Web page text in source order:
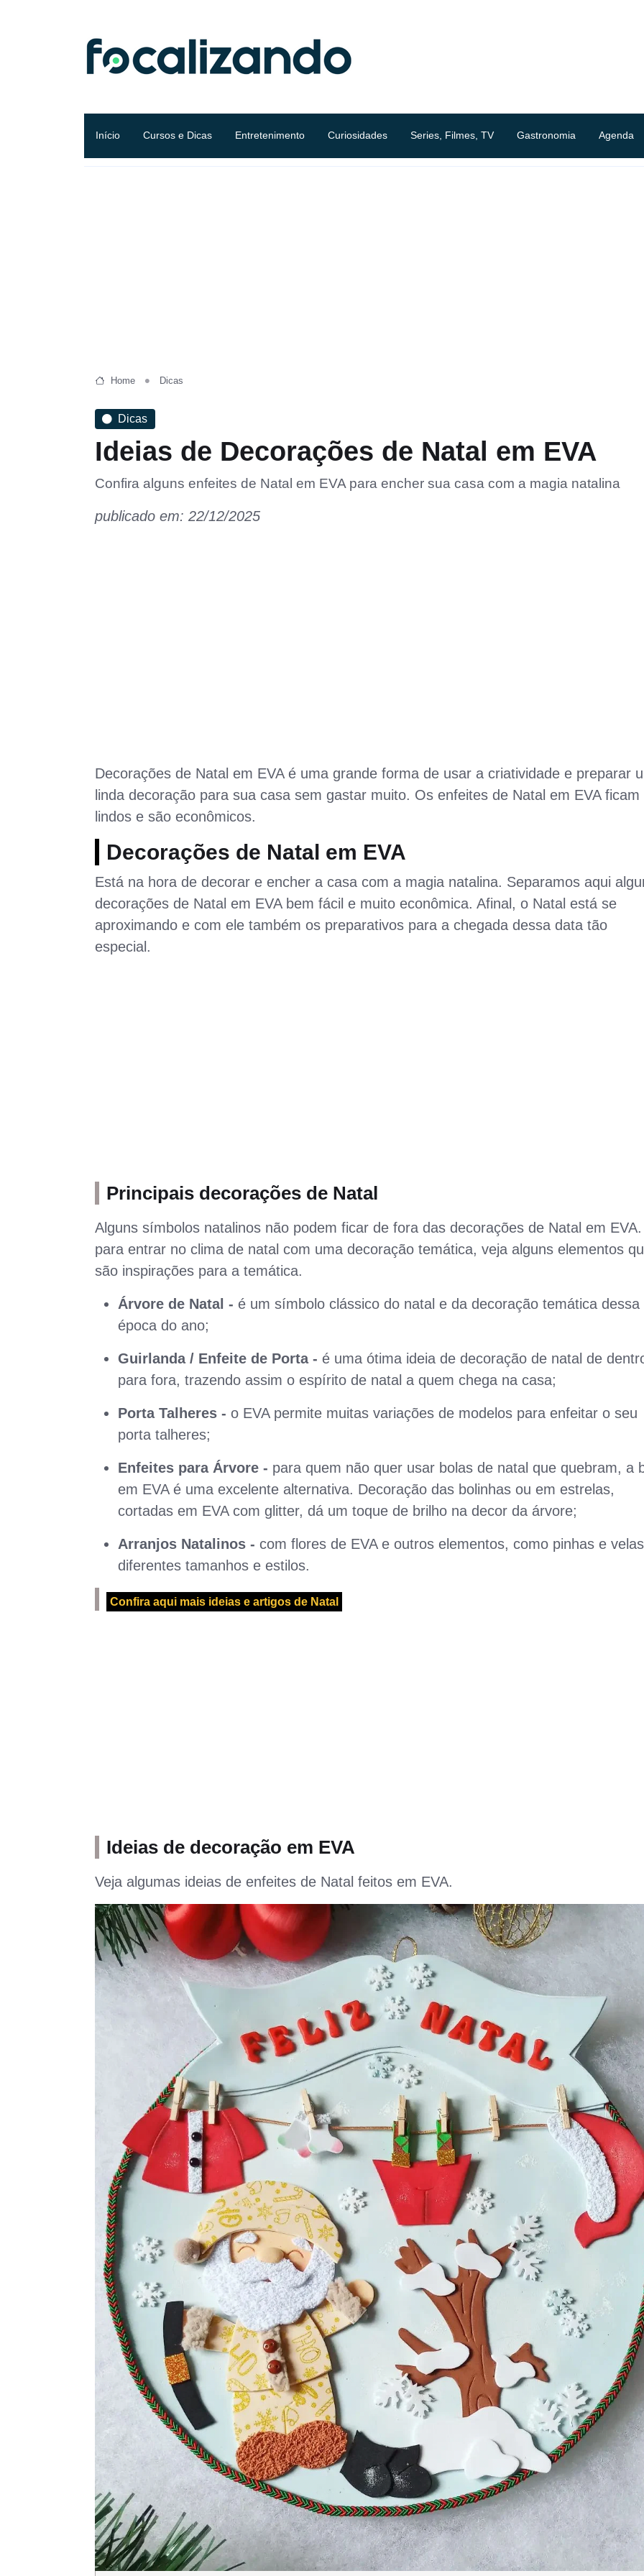
Início Cursos e Dicas Entretenimento Curiosidades Series, Filmes, TV Gastronomia Agenda
Home Dicas
Dicas
Ideias de Decorações de Natal em EVA
Confira alguns enfeites de Natal em EVA para encher sua casa com a magia natalina
publicado em: 22/12/2025
Decorações de Natal em EVA é uma grande forma de usar a criatividade e preparar
linda decoração para sua casa sem gastar muito. Os enfeites de Natal em EVA ficam
lindos e são econômicos.
Decorações de Natal em EVA
Está na hora de decorar e encher a casa com a magia natalina. Separamos aqui
decorações de Natal em EVA bem fácil e muito econômica. Afinal, o Natal está se
aproximando e com ele também os preparativos para a chegada dessa data tão
especial.
Principais decorações de Natal
Alguns símbolos natalinos não podem ficar de fora das decorações de Natal em
para entrar no clima de natal com uma decoração temática, veja alguns elementos
são inspirações para a temática.
Árvore de Natal - é um símbolo clássico do natal e da decoração temática dessa
época do ano;
Guirlanda / Enfeite de Porta - é uma ótima ideia de decoração de natal de
para fora, trazendo assim o espírito de natal a quem chega na casa;
Porta Talheres - o EVA permite muitas variações de modelos para enfeitar o seu
porta talheres;
Enfeites para Árvore - para quem não quer usar bolas de natal que quebram, a
em EVA é uma excelente alternativa. Decoração das bolinhas ou em estrelas,
cortadas em EVA com glitter, dá um toque de brilho na decor da árvore;
Arranjos Natalinos - com flores de EVA e outros elementos, como pinhas e
diferentes tamanhos e estilos.
Confira aqui mais ideias e artigos de Natal
Ideias de decoração em EVA
Veja algumas ideias de enfeites de Natal feitos em EVA.